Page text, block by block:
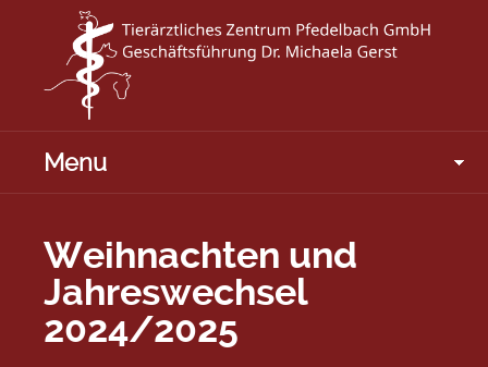
Menu
Weihnachten und
Jahreswechsel
2024/2025